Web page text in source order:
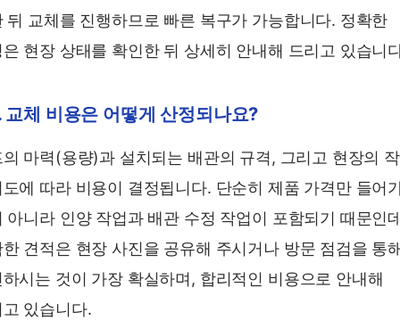
뒤 교체를 진행하므로 빠른 복구가 가능합니다. 정확한
현장 상태를 확인한 뒤 상세히 안내해 드리고 있습니
교체 비용은 어떻게 산정되나요?
마력(용량)과 설치되는 배관의 규격, 그리고 현장의
에 따라 비용이 결정됩니다. 단순히 제품 가격만 들어
아니라 인양 작업과 배관 수정 작업이 포함되기 때문인
견적은 현장 사진을 공유해 주시거나 방문 점검을 통
시는 것이 가장 확실하며, 합리적인 비용으로 안내해
있습니다.